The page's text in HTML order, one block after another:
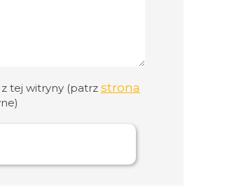
tej witryny (patrz strona